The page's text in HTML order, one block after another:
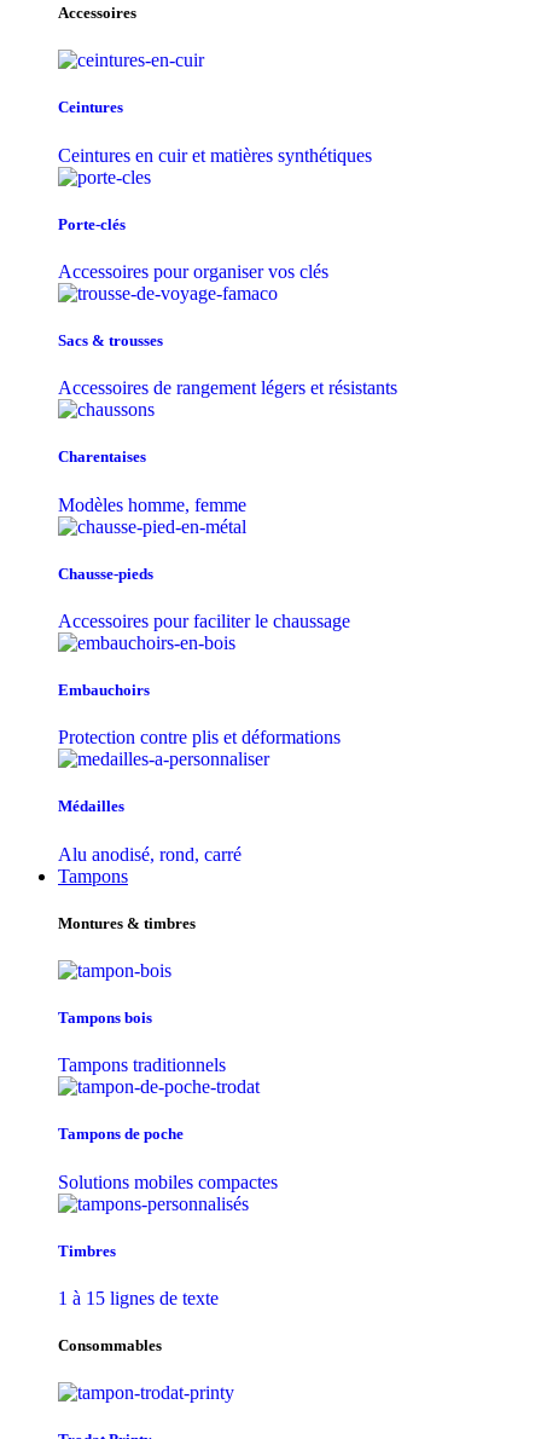
Accessoires
Ceintures
Ceintures en cuir et matières synthétiques
Porte-clés
Accessoires pour organiser vos clés
Sacs & trousse​s
Accessoires de rangement légers et résistants
Charentaises
Modèles homme, femme
Chausse-pieds
Accessoires pour faciliter le chaussage
Embauchoirs
Protection contre plis et déformations
Médailles
Alu anodisé, rond, carré
Tampons
Montures & timbres
Tampons bois
Tampons traditionnels
Tampons de poche
Solutions mobiles compactes
Timbres
1 à 15 lignes de texte
Consommables